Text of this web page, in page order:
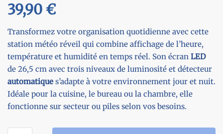
39,90 €
Transformez votre organisation quotidienne avec cette
station météo réveil qui combine affichage de l’heure,
température et humidité en temps réel. Son écran LED
de 26,5 cm avec trois niveaux de luminosité et détecteur
automatique s’adapte à votre environnement jour et nuit.
Idéale pour la cuisine, le bureau ou la chambre, elle
fonctionne sur secteur ou piles selon vos besoins.